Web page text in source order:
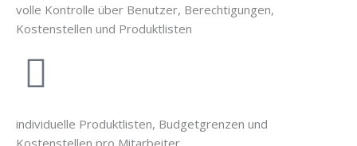
volle Kontrolle über Benutzer, Berechtigungen,
Kostenstellen und Produktlisten
individuelle Produktlisten, Budgetgrenzen und
Kostenstellen pro Mitarbeiter